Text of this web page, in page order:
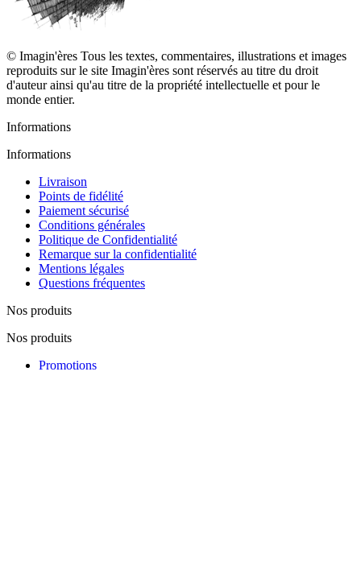
© Imagin'ères Tous les textes, commentaires, illustrations et images
reproduits sur le site Imagin'ères sont réservés au titre du droit
d'auteur ainsi qu'au titre de la propriété intellectuelle et pour le
monde entier.
Informations
Informations
Livraison
Points de fidélité
Paiement sécurisé
Conditions générales
Politique de Confidentialité
Remarque sur la confidentialité
Mentions légales
Questions fréquentes
Nos produits
Nos produits
Promotions